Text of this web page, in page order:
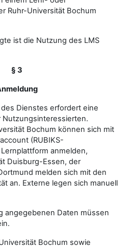
Ruhr-Universität Bochum
ist die Nutzung des LMS
§ 3
Dienstes erfordert eine
Bochum können sich mit
(RUBIKS-
anmelden,
Duisburg-Essen, der
melden sich mit den
an. Externe legen sich manuell
angegebenen Daten müssen
Bochum sowie